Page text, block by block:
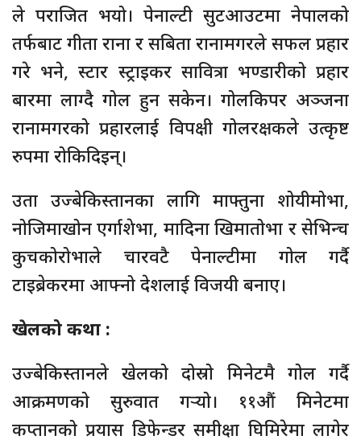
ले पराजित भयो। पेनाल्टी सुटआउटमा नेपालको
तर्फबाट गीता राना र सबिता रानामगरले सफल प्रहार
गरे भने, स्टार स्ट्राइकर सावित्रा भण्डारीको प्रहार
बारमा लाग्दै गोल हुन सकेन। गोलकिपर अञ्जना
रानामगरको प्रहारलाई विपक्षी गोलरक्षकले उत्कृष्ट
रुपमा रोकिदिइन्।
उता उज्बेकिस्तानका लागि माफ्तुना शोयीमोभा,
नोजिमाखोन एर्गाशेभा, मादिना खिमातोभा र सेभिन्च
कुचकोरोभाले चारवटै पेनाल्टीमा गोल गर्दै
टाइब्रेकरमा आफ्नो देशलाई विजयी बनाए।
खेलको कथा :
उज्बेकिस्तानले खेलको दोस्रो मिनेटमै गोल गर्दै
आक्रमणको सुरुवात गर्‍यो। ११औं मिनेटमा
कप्तानको प्रयास डिफेन्डर समीक्षा घिमिरेमा लागेर